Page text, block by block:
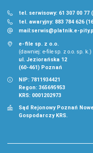
tel. serwisowy: 61 307 00 77
tel. awaryjny: 883 784 626
mail:serwis@platnik.e-pity.pl
e-file sp. z o.o.
(dawniej: e-file sp. z o.o. sp. k.)
ul. Jeziorańska 12
(60-461) Poznań
NIP: 7811934421
Regon: 365695953
KRS: 0001202973
Sąd Rejonowy Poznań
Gospodarczy KRS.